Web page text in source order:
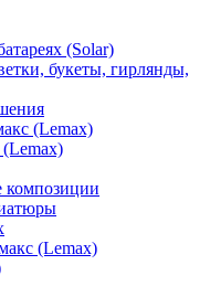
(Solar)
букеты, гирлянды,
(Lemax)
(Lemax)